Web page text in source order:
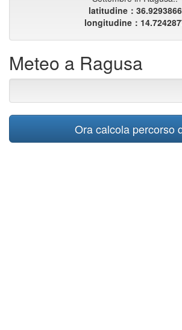
latitudine：36.9293866
longitudine：
Meteo a Ragusa
Ora calcola percorso